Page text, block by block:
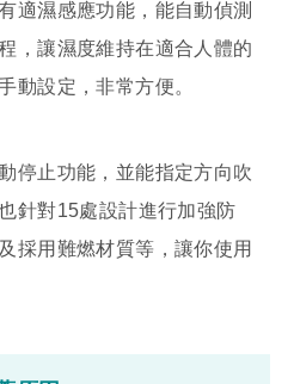
適濕感應功能，能自動偵測
，讓濕度維持在適合人體的
動設定，非常方便。
停止功能，並能指定方向吹
針對15處設計進行加強防
採用難燃材質等，讓你使用